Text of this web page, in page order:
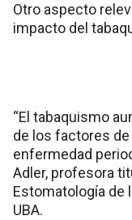
Otro aspecto
impacto del
“El tabaquismo
de los factores
enfermedad
Adler, profesora
Estomatología de
UBA.